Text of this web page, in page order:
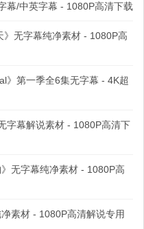
幕/中英字幕 - 1080P高清下载
无字幕纯净素材 - 1080P高
》第一季全6集无字幕 - 4K超
字幕解说素材 - 1080P高清下
无字幕纯净素材 - 1080P高
素材 - 1080P高清解说专用